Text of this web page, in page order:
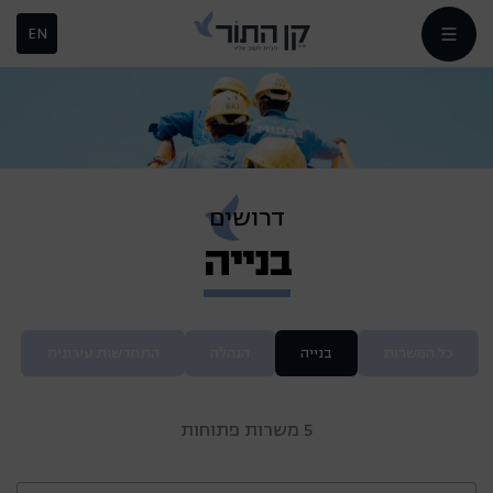
EN
דרושים
בנייה
בנייה
5 משרות פתוחות